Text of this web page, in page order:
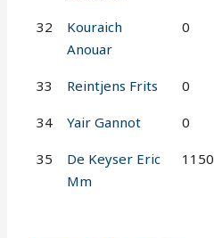
32
Kouraich
Anouar
0
33 Reintjens Frits 0
34 Yair Gannot 0
35
De Keyser Eric
Mm
1150